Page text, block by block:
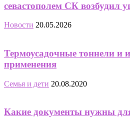
севастополем СК возбудил
Новости 20.05.2026
Термоусадочные тоннели и
применения
Семья и дети 20.08.2020
Какие документы нужны